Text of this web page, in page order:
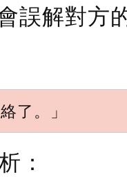
誤解對方
了。」
：